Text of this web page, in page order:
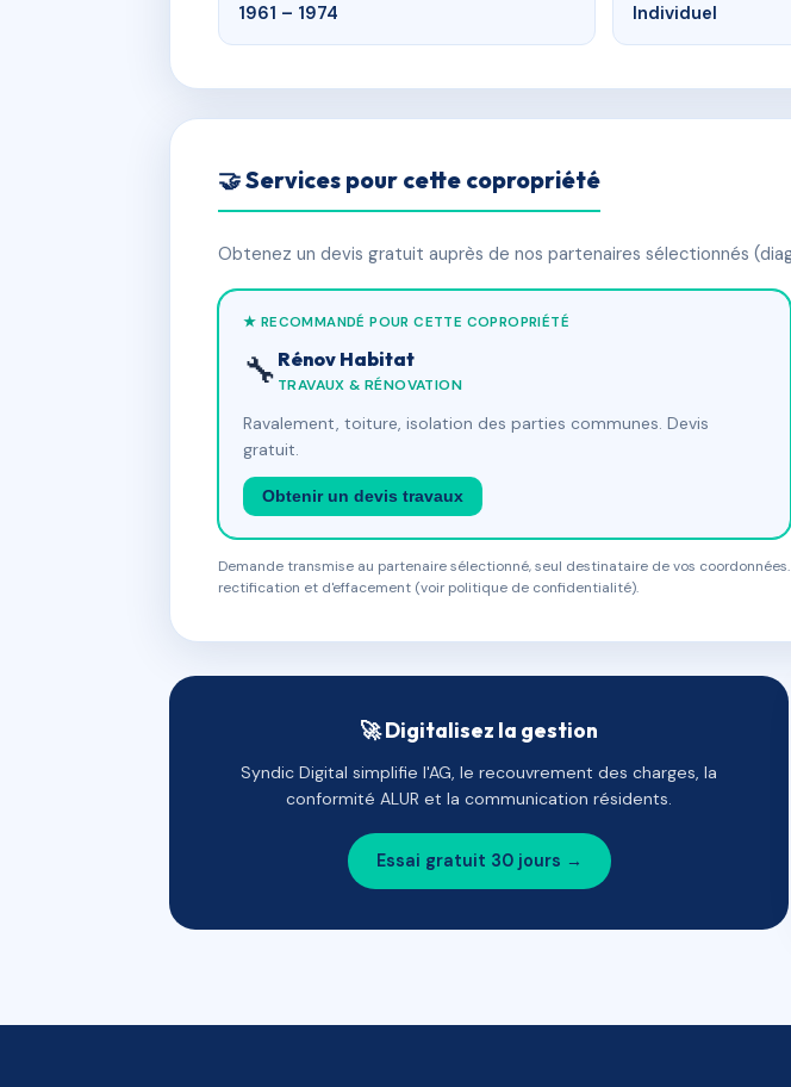
1961 – 1974 Individuel
🤝 Services pour cette copropriété
Obtenez un devis gratuit auprès de nos partenaires sélectionnés
★ RECOMMANDÉ POUR CETTE COPROPRIÉTÉ
🔧 Rénov Habitat
TRAVAUX & RÉNOVATION
Ravalement, toiture, isolation des parties communes. Devis
gratuit.
Obtenir un devis travaux
Demande transmise au partenaire sélectionné, seul destinataire de vos
rectification et d'effacement (voir politique de confidentialité).
🚀 Digitalisez la gestion
Syndic Digital simplifie l'AG, le recouvrement des charges, la
conformité ALUR et la communication résidents.
Essai gratuit 30 jours →